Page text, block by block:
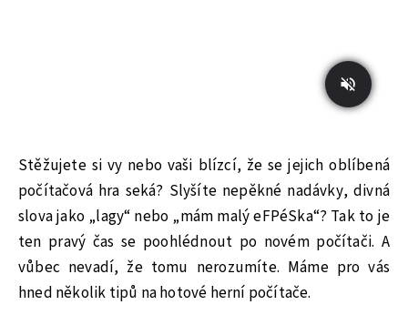
Stěžujete si vy nebo vaši blízcí, že se jejich oblíbená
počítačová hra seká? Slyšíte nepěkné nadávky, divná
slova jako „lagy“ nebo „mám malý eFPéSka“? Tak to je
ten pravý čas se poohlédnout po novém počítači. A
vůbec nevadí, že tomu nerozumíte. Máme pro vás
hned několik tipů na hotové herní počítače.